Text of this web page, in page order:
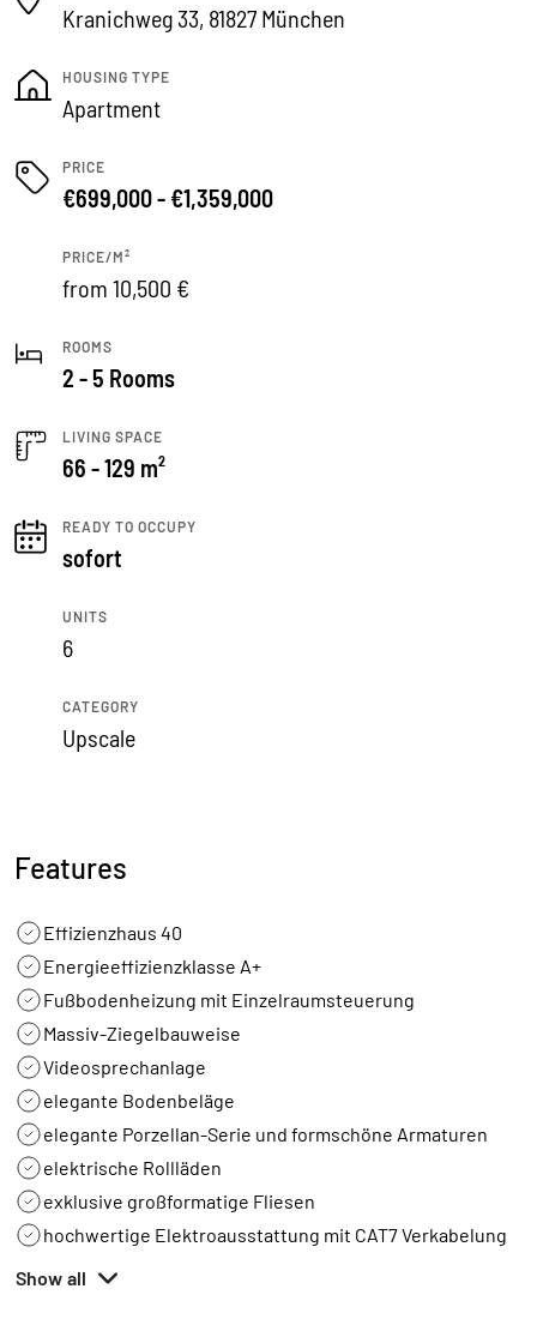
Kranichweg 33, 81827 München
HOUSING TYPE
Apartment
PRICE
€699,000 - €1,359,000
PRICE/M²
from 10,500 €
ROOMS
2 - 5 Rooms
LIVING SPACE
66 - 129 m²
READY TO OCCUPY
sofort
UNITS
6
CATEGORY
Upscale
Features
Effizienzhaus 40
Energieeffizienzklasse A+
Fußbodenheizung mit Einzelraumsteuerung
Massiv-Ziegelbauweise
Videosprechanlage
elegante Bodenbeläge
elegante Porzellan-Serie und formschöne Armaturen
elektrische Rollläden
exklusive großformatige Fliesen
hochwertige Elektroausstattung mit CAT7 Verkabelung
Show all